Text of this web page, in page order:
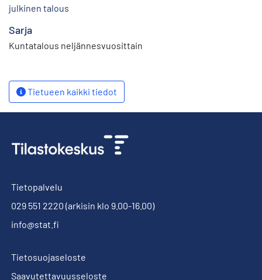
julkinen talous
Sarja
Kuntatalous neljännesvuosittain
Tietueen kaikki tiedot
Tietopalvelu
029 551 2220 (arkisin klo 9.00-16.00)
info@stat.fi
Tietosuojaseloste
Saavutettavuusseloste